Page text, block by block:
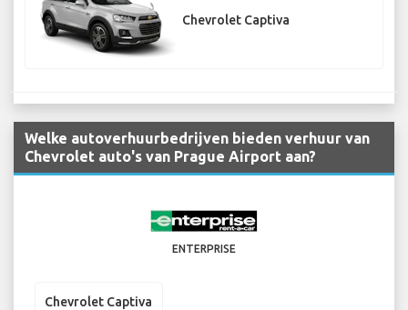
Chevrolet Captiva
Welke autoverhuurbedrijven bieden verhuur van
Chevrolet auto's van Prague Airport aan?
ENTERPRISE
Chevrolet Captiva